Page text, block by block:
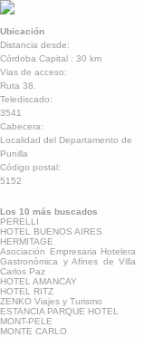
Ubicación
Distancia desde:
Córdoba Capital : 30 km
Vias de acceso:
Ruta 38.
Telediscado:
3541
Cabecera:
Localidad del Departamento de
Punilla
Código postal:
5152
Los 10 más buscados
PERELLI
HOTEL BUENOS AIRES
HERMITAGE
Asociación Empresaria Hotelera
Gastronómica y Afines de Villa
Carlos Paz
HOTEL AMANCAY
HOTEL RITZ
ZENKO Viajes y Turismo
ESTANCIA PARQUE HOTEL
MONT-PELE
MONTE CARLO